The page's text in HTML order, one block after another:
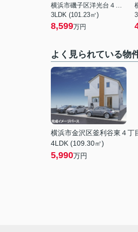
横浜市磯子区洋光台４丁目
3LDK (101.23㎡)
8,599万円
よく見られている物
横浜市金沢区釜利谷東４丁
4LDK (109.30㎡)
5,990万円